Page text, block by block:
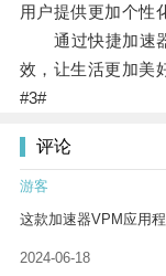
用户提供更加个性
通过快捷加速器
效，让生活更加美
#3#
评论
游客
这款加速器VPM应用
2024-06-18